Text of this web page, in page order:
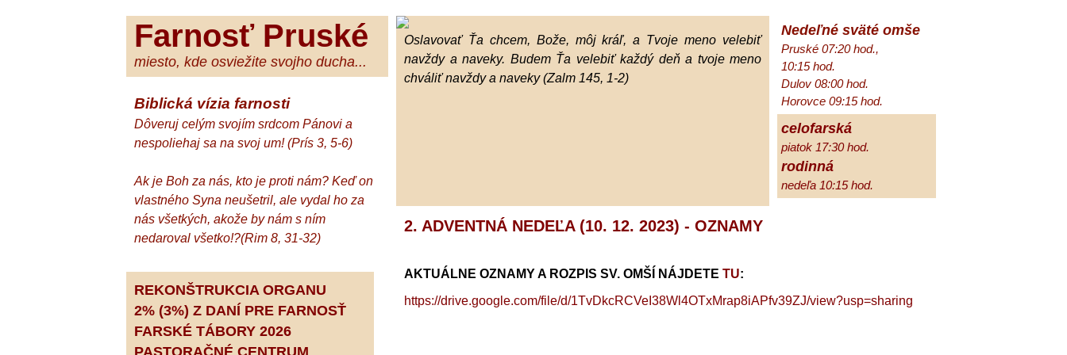
Farnosť Pruské
miesto, kde osviežite svojho ducha...
Biblická vízia farnosti
Dôveruj celým svojím srdcom Pánovi a
nespoliehaj sa na svoj um! (Prís 3, 5-6)
Ak je Boh za nás, kto je proti nám? Keď on
vlastného Syna neušetril, ale vydal ho za
nás všetkých, akože by nám s ním
nedaroval všetko!?(Rim 8, 31-32)
REKONŠTRUKCIA ORGANU
2% (3%) Z DANÍ PRE FARNOSŤ
FARSKÉ TÁBORY 2026
PASTORAČNÉ CENTRUM
Oslavovať Ťa chcem, Bože, môj kráľ, a Tvoje meno velebiť
navždy a naveky. Budem Ťa velebiť každý deň a tvoje meno
chváliť navždy a naveky (Zalm 145, 1-2)
Nedeľné sväté omše
Pruské 07:20 hod.,
10:15 hod.
Dulov 08:00 hod.
Horovce 09:15 hod.
celofarská
piatok 17:30 hod.
rodinná
nedeľa 10:15 hod.
2. ADVENTNÁ NEDEĽA (10. 12. 2023) - OZNAMY
AKTUÁLNE OZNAMY A ROZPIS SV. OMŠÍ NÁJDETE TU:
https://drive.google.com/file/d/1TvDkcRCVeI38Wl4OTxMrap8iAPfv39ZJ/view?usp=sharing